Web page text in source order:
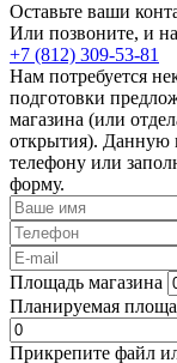
Оставьте ваши
Или позвоните, и
+7 (812) 309-53-81
Нам потребуется
подготовки
магазина (или
открытия).
телефону или
форму.
Площадь магазина
Планируемая
Прикрепите файл